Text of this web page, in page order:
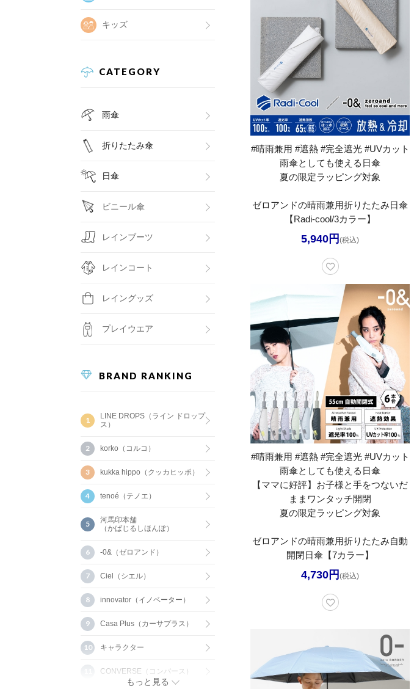
キッズ
CATEGORY
雨傘
折りたたみ傘
日傘
ビニール傘
レインブーツ
レインコート
レイングッズ
プレイウエア
BRAND RANKING
LINE DROPS（ライン ドロップ
ス）
korko（コルコ）
kukka hippo（クッカヒッポ）
tenoé（テノエ）
河馬印本舗
（かばじるしほんぽ）
-0&（ゼロアンド）
Ciel（シエル）
innovator（イノベーター）
Casa Plus（カーサプラス）
キャラクター
CONVERSE（コンバース）
もっと見る
#晴雨兼用 #遮熱 #完全遮光 #UVカット
雨傘としても使える日傘
夏の限定ラッピング対象
ゼロアンドの晴雨兼用折りたたみ日傘
【Radi-cool/3カラー】
5,940円 (税込)
#晴雨兼用 #遮熱 #完全遮光 #UVカット
雨傘としても使える日傘
【ママに好評】お子様と手をつないだ
ままワンタッチ開閉
夏の限定ラッピング対象
ゼロアンドの晴雨兼用折りたたみ自動
開閉日傘【7カラー】
4,730円 (税込)